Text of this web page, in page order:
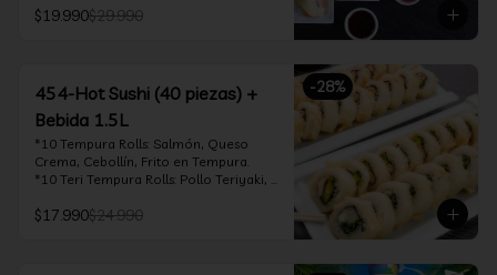
Palta, Cebollín, Envuelto en Queso
salmón y bañado en salsa acevichada
*10 Tempura Rolls: Salmón, Queso
Crema, Cebollín, Frito en Tempura.
*Incluye 2 palitos, 2 soya 30ml, 1 salsa
teriyaki 30ml
$19.990$29.990
-28%
454-Hot Sushi (40 piezas) +
Bebida 1.5L
*10 Tempura Rolls: Salmón, Queso
Crema, Cebollín, Frito en Tempura.
*10 Teri Tempura Rolls: Pollo Teriyaki,
Tempura
$17.990$24.990